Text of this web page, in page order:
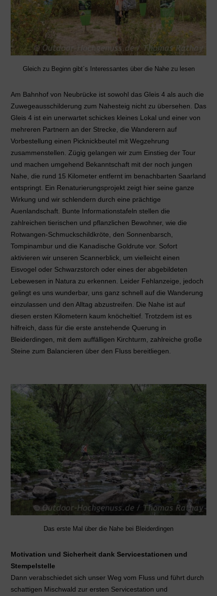
Gleich zu Beginn gibt´s Interessantes über die Nahe zu lesen
Am Bahnhof von Neubrücke ist sowohl das Gleis 4 als auch die
Zuwegeausschilderung zum Nahesteig nicht zu übersehen. Das
Gleis 4 ist ein unerwartet schickes kleines Lokal und einer von
mehreren Partnern an der Strecke, die Wanderern auf
Vorbestellung einen Picknickbeutel mit Wegzehrung
zusammenstellen. Zügig gelangen wir zum Einstieg der Tour
und machen umgehend Bekanntschaft mit der noch jungen
Nahe, die rund 15 Kilometer entfernt im benachbarten Saarland
entspringt. Ein Renaturierungsprojekt zeigt hier seine ganze
Wirkung und wir schlendern durch eine prächtige
Auenlandschaft. Bunte Informationstafeln stellen die
zahlreichen tierischen und pflanzlichen Bewohner, wie die
Rotwangen-Schmuckschildkröte, den Sonnenbarsch,
Tompinambur und die Kanadische Goldrute vor. Sofort
aktivieren wir unseren Scannerblick, um vielleicht einen
Eisvogel oder Schwarzstorch oder eines der abgebildeten
Lebewesen in Natura zu erkennen. Leider Fehlanzeige, jedoch
gelingt es uns wunderbar, uns ganz schnell auf die Wanderung
einzulassen und den Alltag abzustreifen. Die Nahe ist auf
diesen ersten Kilometern kaum knöcheltief. Trotzdem ist es
hilfreich, dass für die erste anstehende Querung in
Bleiderdingen, mit dem auffälligen Kirchturm, zahlreiche große
Steine zum Balancieren über den Fluss bereitliegen.
Das erste Mal über die Nahe bei Bleiderdingen
Motivation und Sicherheit dank Servicestationen und
Stempelstelle
Dann verabschiedet sich unser Weg vom Fluss und führt durch
schattigen Mischwald zur ersten Servicestation und